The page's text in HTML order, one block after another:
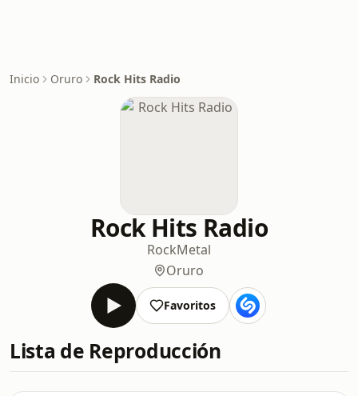
Inicio Oruro Rock Hits Radio
Rock Hits Radio
RockMetal
Oruro
Favoritos
Lista de Reproducción